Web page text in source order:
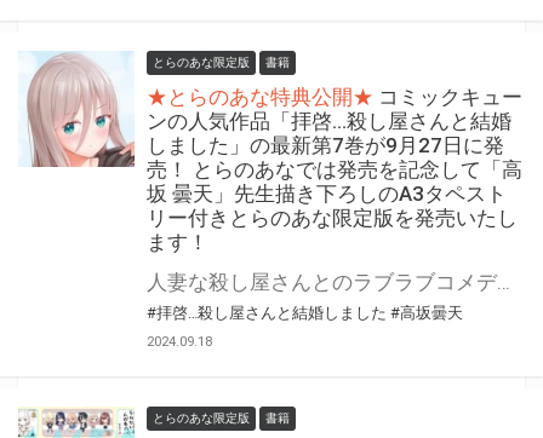
とらのあな限定版 書籍
★とらのあな特典公開★ コミックキュー
ンの人気作品「拝啓…殺し屋さんと結婚
しました」の最新第7巻が9月27日に発
売！ とらのあなでは発売を記念して「高
坂 曇天」先生描き下ろしのA3タペスト
リー付きとらのあな限定版を発売いたし
ます！
人妻な殺し屋さんとのラブラブコメディ! 『拝啓…殺し屋さんと結婚しました』の最新第7巻が9月27日(金)に発売！ とらのあなでは発売を記念して「A3タペストリー付き」とらのあな限定版を発売いたします。 イラストは「高坂 曇天」先生の描き下ろしイラストです！ とらのあな限定版の数は限られていますので是非お早めにお求めください！
#拝啓…殺し屋さんと結婚しました #高坂曇天
2024.09.18
とらのあな限定版 書籍